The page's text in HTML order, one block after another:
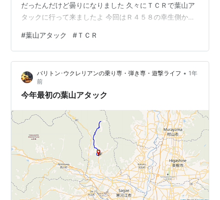
だったんだけど曇りになりました 久々にＴＣＲで葉山ア
タックに行って来ましたよ 今回はＲ４５８の幸生側から
までＴＣＲをサンバーでトランポです ここからＴＣＲで
スタートして、葉山を登って適当に帰ってきます 旧幸生
小学校の手前から右折して葉山に入ってきます Ｔ字路の
左右ラインがいつもの葉山アタックルートの途中で、こ
こを左折します ここから７ｋｍほど登り続けるといつも
の葉山市民荘に到着 登山者２人が…
#葉山アタック #ＴＣＲ
バリトン･ウクレリアンの乗り専・弾き専・遊撃ライフ • 1年
前
今年最初の葉山アタック